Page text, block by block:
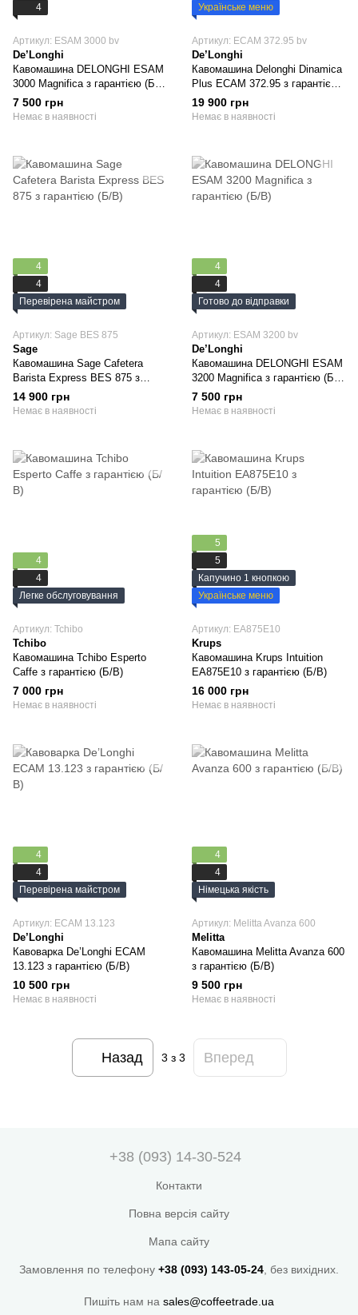
4
Артикул: ESAM 3000 bv
De’Longhi
Кавомашина DELONGHI ESAM
3000 Magnifica з гарантією (Б/
В)
7 500 грн
Немає в наявності
Українське меню
Артикул: ECAM 372.95 bv
De’Longhi
Кавомашина Delonghi Dinamica
Plus ECAM 372.95 з гарантією
(Б/В)
19 900 грн
Немає в наявності
4
4
Перевірена майстром
Артикул: Sage BES 875
Sage
Кавомашина Sage Cafetera
Barista Express BES 875 з
гарантією (Б/В)
14 900 грн
Немає в наявності
4
4
Готово до відправки
Артикул: ESAM 3200 bv
De’Longhi
Кавомашина DELONGHI ESAM
3200 Magnifica з гарантією (Б/
В)
7 500 грн
Немає в наявності
4
4
Легке обслуговування
Артикул: Tchibo
Tchibo
Кавомашина Tchibo Esperto
Caffe з гарантією (Б/В)
7 000 грн
Немає в наявності
5
5
Капучино 1 кнопкою
Українське меню
Артикул: EA875E10
Krups
Кавомашина Krups Intuition
EA875E10 з гарантією (Б/В)
16 000 грн
Немає в наявності
4
4
Перевірена майстром
Артикул: ECAM 13.123
De’Longhi
Кавоварка De’Longhi ECAM
13.123 з гарантією (Б/В)
10 500 грн
Немає в наявності
4
4
Німецька якість
Артикул: Melitta Avanza 600
Melitta
Кавомашина Melitta Avanza 600
з гарантією (Б/В)
9 500 грн
Немає в наявності
Назад 3 з 3 Вперед
+38 (093) 14-30-524
Контакти
Повна версія сайту
Мапа сайту
Замовлення по телефону +38 (093) 143-05-24 , без вихідних.
Пишіть нам на sales@coffeetrade.ua